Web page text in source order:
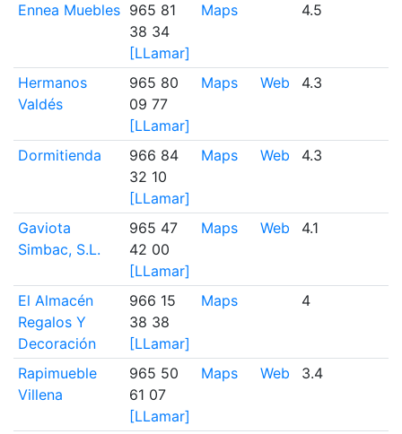
Ennea Muebles 965 81
38 34
[LLamar]
Maps 4.5
Hermanos
Valdés
965 80
09 77
[LLamar]
Maps Web 4.3
Dormitienda
966 84
32 10
[LLamar]
Maps Web 4.3
Gaviota
Simbac, S.L.
965 47
42 00
[LLamar]
Maps Web 4.1
El Almacén
Regalos Y
Decoración
966 15
38 38
[LLamar]
Maps 4
Rapimueble
Villena
965 50
61 07
[LLamar]
Maps Web 3.4